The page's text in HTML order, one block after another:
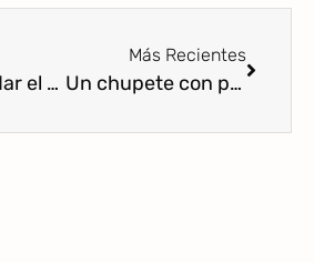
Aprender a dar el pecho: ausencia de modelos culturales de lactancia
Más Recientes
Un chupete con patas